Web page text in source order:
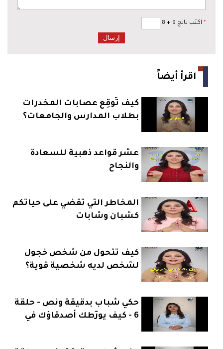
* اكتب ناتج 9 +
اقرأ أيضاً
كيف تُوقِع عصابات المخدرات
بطلاب المدارس والجامعات؟
عشر قواعد ذهبية للسعادة
والنجاح
المخاطر التي تقضي على حياتكم
كشبان وشابات
كيف تتحول من شخص خجول
لشخص لديه شخصية قوية؟
حكي شباب بدقيقة ونص - حلقة
6 - كيف يورّطك أصدقاؤك في